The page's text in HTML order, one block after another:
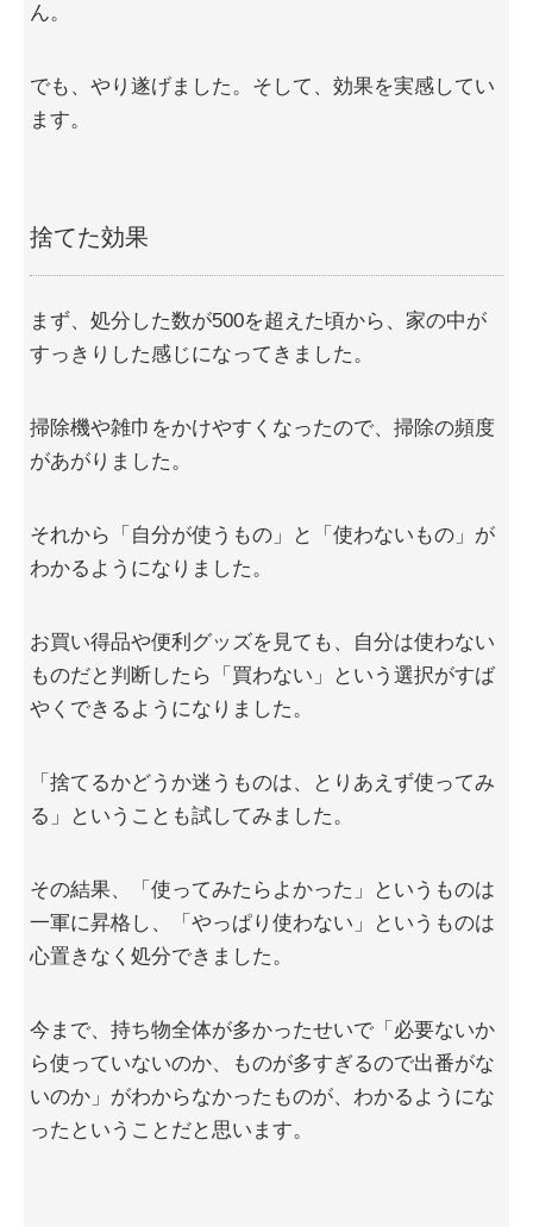
ん。
でも、やり遂げました。そして、効果を実感してい
ます。
捨てた効果
まず、処分した数が500を超えた頃から、家の中が
すっきりした感じになってきました。
掃除機や雑巾をかけやすくなったので、掃除の頻度
があがりました。
それから「自分が使うもの」と「使わないもの」が
わかるようになりました。
お買い得品や便利グッズを見ても、自分は使わない
ものだと判断したら「買わない」という選択がすば
やくできるようになりました。
「捨てるかどうか迷うものは、とりあえず使ってみ
る」ということも試してみました。
その結果、「使ってみたらよかった」というものは
一軍に昇格し、「やっぱり使わない」というものは
心置きなく処分できました。
今まで、持ち物全体が多かったせいで「必要ないか
ら使っていないのか、ものが多すぎるので出番がな
いのか」がわからなかったものが、わかるようにな
ったということだと思います。